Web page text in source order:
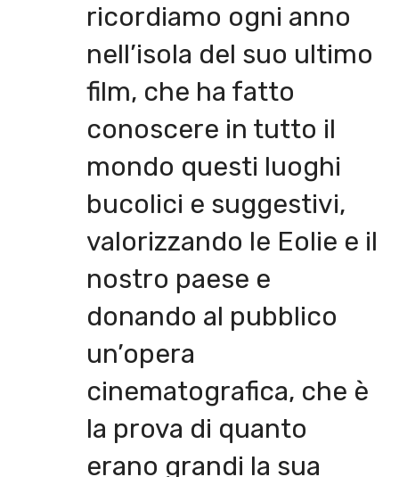
ricordiamo ogni anno
nell’isola del suo ultimo
film, che ha fatto
conoscere in tutto il
mondo questi luoghi
bucolici e suggestivi,
valorizzando le Eolie e il
nostro paese e
donando al pubblico
un’opera
cinematografica, che è
la prova di quanto
erano grandi la sua